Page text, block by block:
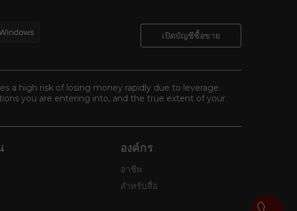
เปิดบัญชีซื้อขาย
a high risk of losing money rapidly due to leverage.
you are entering into, and the true extent of your
องค์กร
อาชีพ
สำหรับสื่อ